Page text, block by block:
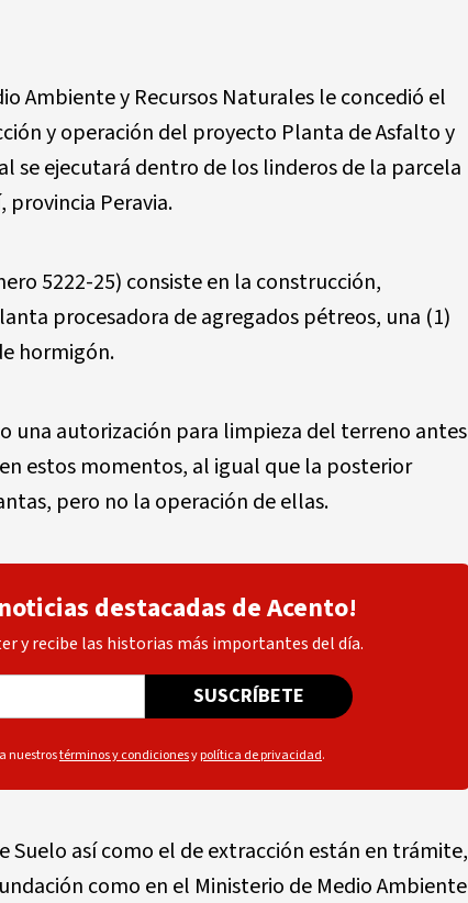
Ambiente y Recursos Naturales le concedió el
y operación del proyecto Planta de Asfalto y
se ejecutará dentro de los linderos de la parcela
provincia Peravia.
5222-25) consiste en la construcción,
procesadora de agregados pétreos, una (1)
hormigón.
una autorización para limpieza del terreno antes
estos momentos, al igual que la posterior
pero no la operación de ellas.
destacadas de Acento!
y recibe las historias más importantes del día.
SUSCRÍBETE
nuestrostérminos y condicionesypolítica de privacidad.
Suelo así como el de extracción están en trámite,
como en el Ministerio de Medio Ambiente